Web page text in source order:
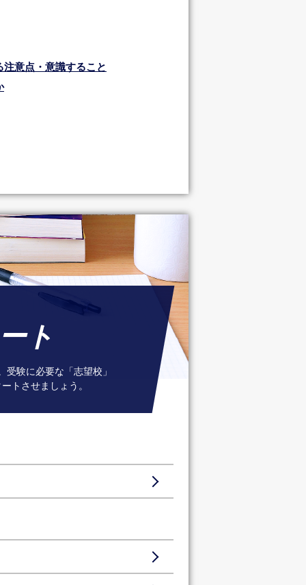
意点・意識すること
ト
験に必要な「志望校」
トさせましょう。